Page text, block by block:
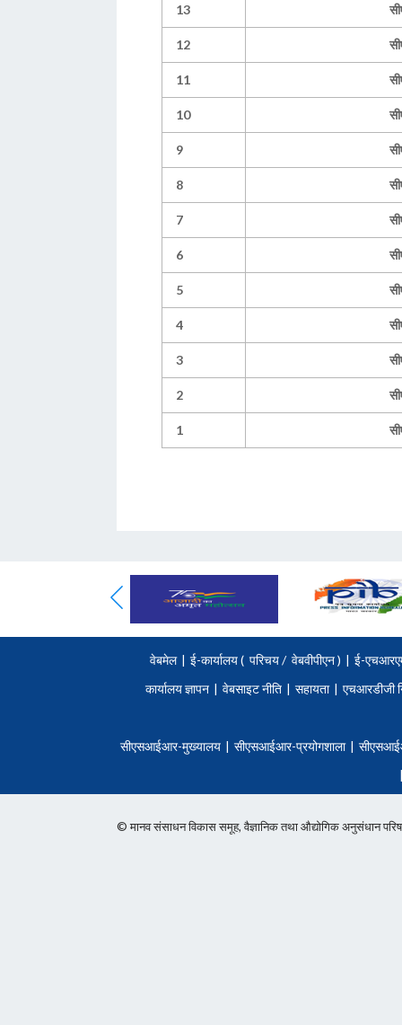
13
12
11
10
9
8
7
6
5
4
3
2
1
वेबमेल | ई-कार्यालय ( परिचय/ वेबवीपीएन ) | ई-
कार्यालय ज्ञापन | वेबसाइट नीति | सहायता | एचआरडीजी
सीएसआईआर-मुख्यालय | सीएसआईआर-प्रयोगशाला |
© मानव संसाधन विकास समूह, वैज्ञानिक तथा औद्योगिक अनुसंधान